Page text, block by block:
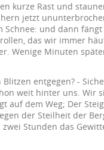
kurze Rast und
jetzt
und dann
das wir immer
Wenige Minuten
entgegen? -
weit hinter uns. Wir
auf dem Weg; Der
der Steilheit der
Stunden das